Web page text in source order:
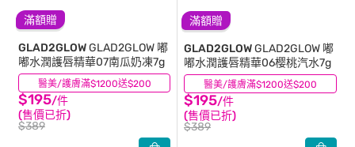
滿額贈
醫美/護膚滿$1200送$200
GLAD2GLOWGLAD2GLOW 嘟
嘟水潤護唇精華07南瓜奶凍7g
$195/件
(售價已折)
$389
(0)
滿額贈
醫美/護膚滿$1200送$200
GLAD2GLOWGLAD2GLOW 嘟
嘟水潤護唇精華06樱桃汽水7g
$195/件
(售價已折)
$389
(0)